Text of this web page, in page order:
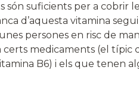
són suficients per a cobrir
d’aquesta vitamina
persones en risc de
medicaments (el típic
B6) i els que tenen